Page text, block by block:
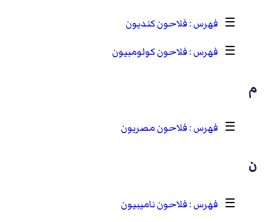
☰
فلاحون كنديون
☰
فلاحون كولومبيون
م
☰ فلاحون مصريون
ن
☰
فلاحون ناميبيون